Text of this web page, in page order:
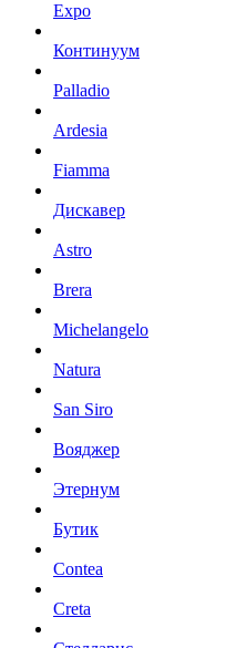
Expo
Континуум
Palladio
Ardesia
Fiamma
Дискавер
Astro
Brera
Michelangelo
Natura
San Siro
Вояджер
Этернум
Бутик
Contea
Creta